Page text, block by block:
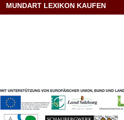
MUNDART LEXIKON KAUFEN